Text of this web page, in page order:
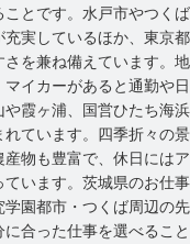
とです。水戸市やつくば
実しているほか、東京都
を兼ね備えています。地
イカーがあると通勤や日
霞ヶ浦、国営ひたち海浜
ています。四季折々の景
物も豊富で、休日にはア
います。茨城県のお仕事
園都市・つくば周辺の先
合った仕事を選べること